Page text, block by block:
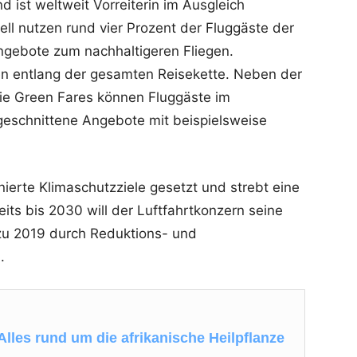
ist weltweit Vorreiterin im Ausgleich
nutzen rund vier Prozent der Fluggäste der
zum nachhaltigeren Fliegen.
entlang der gesamten Reisekette. Neben der
Green Fares können Fluggäste im
Angebote mit beispielsweise
Klimaschutzziele gesetzt und strebt eine
bis 2030 will der Luftfahrtkonzern seine
2019 durch Reduktions- und
rund um die afrikanische Heilpflanze